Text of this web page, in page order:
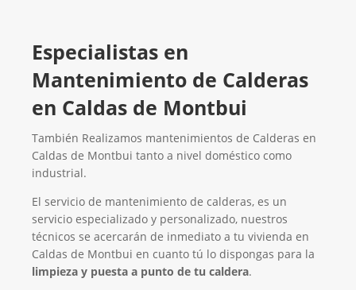
Especialistas en
Mantenimiento de Calderas
en Caldas de Montbui
También Realizamos mantenimientos de Calderas en
Caldas de Montbui tanto a nivel doméstico como
industrial.
El servicio de mantenimiento de calderas, es un
servicio especializado y personalizado, nuestros
técnicos se acercarán de inmediato a tu vivienda en
Caldas de Montbui en cuanto tú lo dispongas para la
limpieza y puesta a punto de tu caldera.